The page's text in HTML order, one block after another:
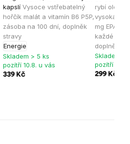
kapslí Vysoce vstřebatelný
hořčík malát a vitamín B6 P5P,
zásoba na 100 dní, doplněk
stravy
Energie
Skladem > 5 ks
pozítří 10.8. u vás
339 Kč
rybí olej,
vysoká
mg EPA a
každé
doplněk
Skladem >
pozítří
299 Kč